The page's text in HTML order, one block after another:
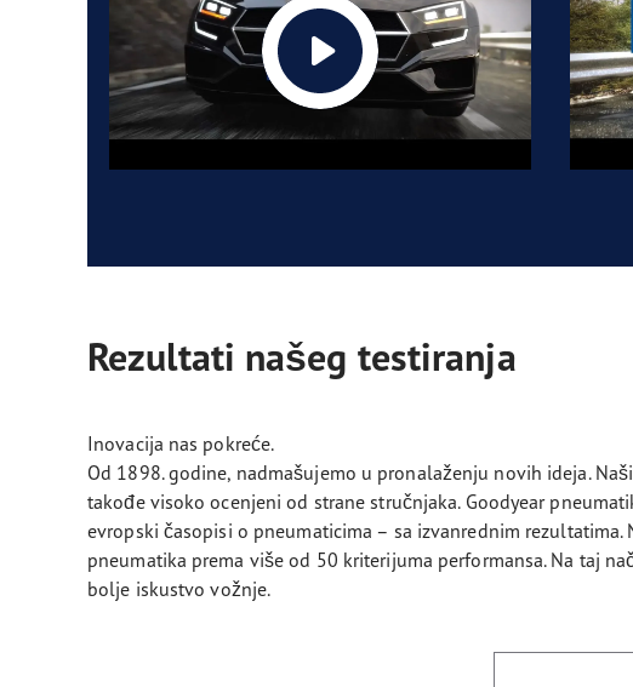
Rezultati našeg testiranja
Inovacija nas pokreće.
Od 1898. godine, nadmašujemo u pronalaženju novih ideja.
takođe visoko ocenjeni od strane stručnjaka. Goodyear
evropski časopisi o pneumaticima – sa izvanrednim
pneumatika prema više od 50 kriterijuma performansa. Na taj
bolje iskustvo vožnje.